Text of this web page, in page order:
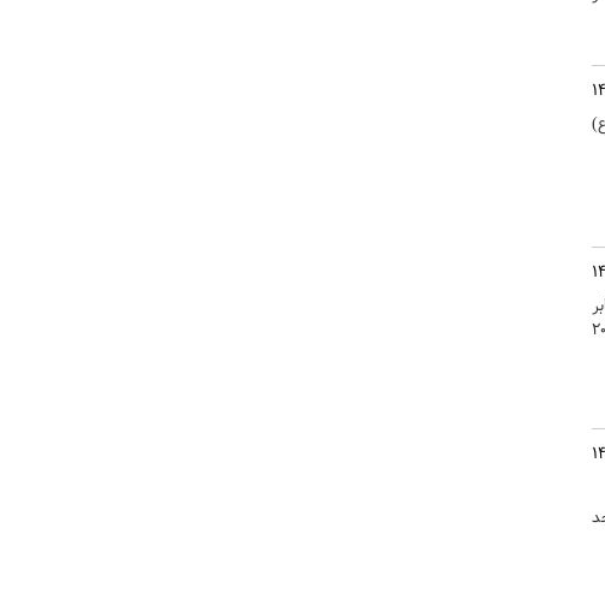
خراسانی، سیده فاطمه موسوی، عبدالرحیم سعیدی راد و... سه‌شنبه ۱۸ بهمن‌ماه ۱۴۰۱ از ساعت ۱۸ الی ۲۰